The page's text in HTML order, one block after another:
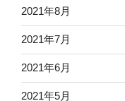
2021年8月
2021年7月
2021年6月
2021年5月